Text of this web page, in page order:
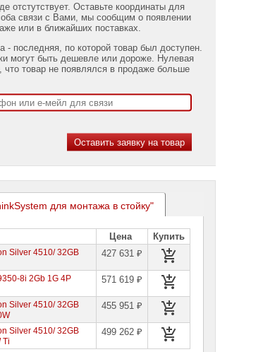
отстутствует. Оставьте координаты для
связи с Вами, мы сообщим о появлении
или в ближайших поставках.
- последняя, по которой товар был доступен.
могут быть дешевле или дороже. Нулевая
что товар не появлялся в продаже больше
для монтажа в стойку"
Цена
Купить
Silver 4510/ 32GB
427 631 ₽
8i 2Gb 1G 4P
571 619 ₽
Silver 4510/ 32GB
455 951 ₽
Silver 4510/ 32GB
Ti
499 262 ₽